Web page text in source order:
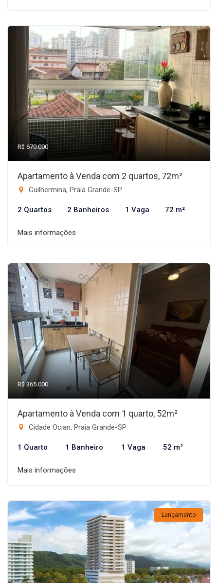
R$ 670.000
Apartamento à Venda com 2 quartos, 72m²
Guilhermina, Praia Grande-SP
2 Quartos 2 Banheiros 1 Vaga 72 m²
Mais informações
R$ 365.000
Apartamento à Venda com 1 quarto, 52m²
Cidade Ocian, Praia Grande-SP
1 Quarto 1 Banheiro 1 Vaga 52 m²
Mais informações
Lançamento